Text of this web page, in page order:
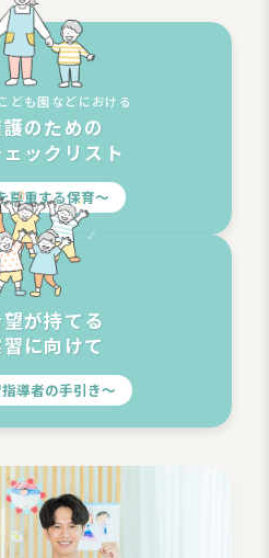
ども園などにおける
のための
ックリスト
尊重する保育〜
が持てる
に向けて
導者の手引き〜